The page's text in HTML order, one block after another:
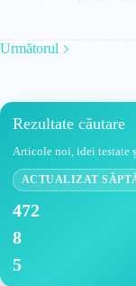
Următorul
Rezultate căutare
Articole noi, idei testate
ACTUALIZAT
472
8
5